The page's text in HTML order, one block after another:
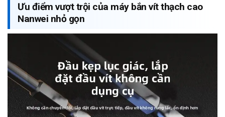
Ưu điểm vượt trội của máy bắn vít thạch cao
Nanwei nhỏ gọn